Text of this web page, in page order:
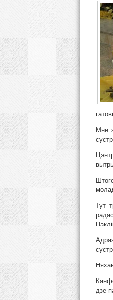
Мне
Тут
дзе